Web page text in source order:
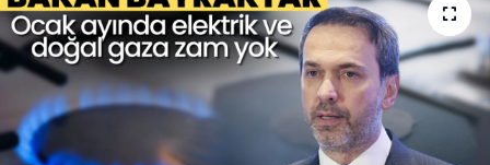
YAŞAM
MAGAZİN
Haber Arşivi